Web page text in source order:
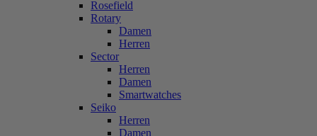
Rosefield
Rotary
Damen
Herren
Sector
Herren
Damen
Smartwatches
Seiko
Herren
Damen